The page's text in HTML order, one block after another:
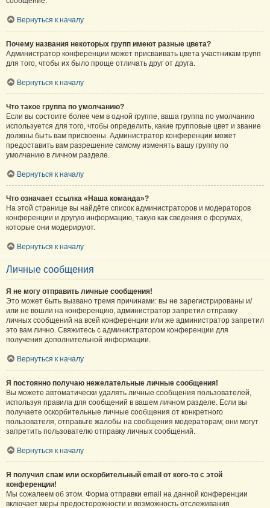
Вернуться к началу
Почему названия некоторых групп имеют разные цвета?
Администратор конференции может присваивать цвета участникам групп
для того, чтобы их было проще отличать друг от друга.
Вернуться к началу
Что такое группа по умолчанию?
Если вы состоите более чем в одной группе, ваша группа по умолчанию
используется для того, чтобы определить, какие групповые цвет и звание
должны быть вам присвоены. Администратор конференции может
предоставить вам разрешение самому изменять вашу группу по
умолчанию в личном разделе.
Вернуться к началу
Что означает ссылка «Наша команда»?
На этой странице вы найдёте список администраторов и модераторов
конференции и другую информацию, такую как сведения о форумах,
которые они модерируют.
Вернуться к началу
Личные сообщения
Я не могу отправить личные сообщения!
Это может быть вызвано тремя причинами: вы не зарегистрированы и/
или не вошли на конференцию, администратор запретил отправку
личных сообщений на всей конференции или же администратор запретил
это вам лично. Свяжитесь с администратором конференции для
получения дополнительной информации.
Вернуться к началу
Я постоянно получаю нежелательные личные сообщения!
Вы можете автоматически удалять личные сообщения пользователей,
используя правила для сообщений в вашем личном разделе. Если вы
получаете оскорбительные личные сообщения от конкретного
пользователя, отправьте жалобы на сообщения модераторам; они могут
запретить пользователю отправку личных сообщений.
Вернуться к началу
Я получил спам или оскорбительный email от кого-то с этой
конференции!
Мы сожалеем об этом. Форма отправки email на данной конференции
включает меры предосторожности и возможность отслеживания